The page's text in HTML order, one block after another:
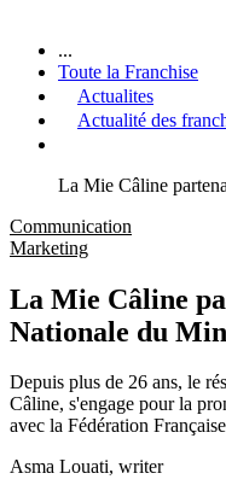
...
Toute la Franchise
Actualites
Actualité des
La Mie Câline
Communication
Marketing
La Mie Câline
Nationale du
Depuis plus de 26 ans, le
Câline, s'engage pour la
avec la Fédération
Asma Louati, writer